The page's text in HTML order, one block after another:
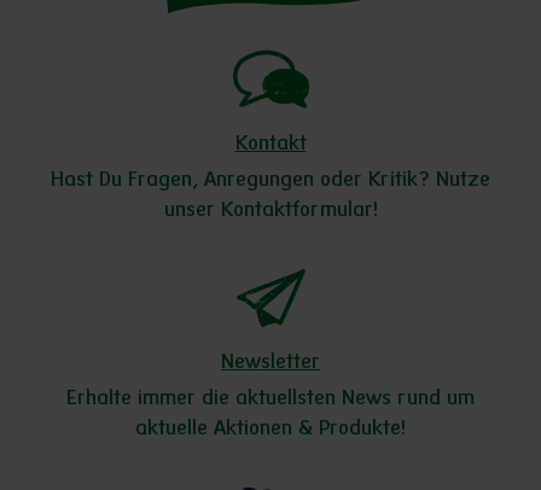
Kontakt
Hast Du Fragen, Anregungen oder Kritik? Nutze
unser Kontaktformular!
Newsletter
Erhalte immer die aktuellsten News rund um
aktuelle Aktionen & Produkte!